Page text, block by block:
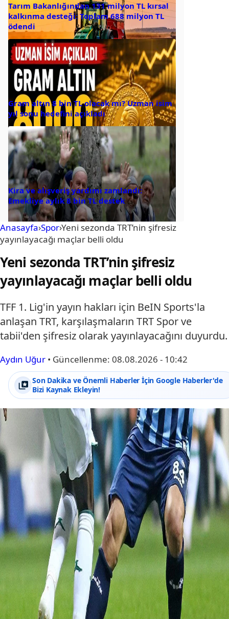
Tarım Bakanlığından 131 milyon TL kırsal
kalkınma desteği: Toplam 688 milyon TL
ödendi
Gram altın 8 bin TL olacak mı? Uzman isim
yıl sonu hedefini açıkladı
Kira ve alışveriş yardımı zamlandı:
Emekliye aylık 8 bin TL destek
Anasayfa›Spor›Yeni sezonda TRT’nin şifresiz
yayınlayacağı maçlar belli oldu
Yeni sezonda TRT’nin şifresiz
yayınlayacağı maçlar belli oldu
TFF 1. Lig'in yayın hakları için BeIN Sports'la
anlaşan TRT, karşılaşmaların TRT Spor ve
tabii'den şifresiz olarak yayınlayacağını duyurdu.
Aydın Uğur • Güncellenme: 08.08.2026 - 10:42
Son Dakika ve Önemli Haberler İçin Google Haberler'de
Bizi Kaynak Ekleyin!